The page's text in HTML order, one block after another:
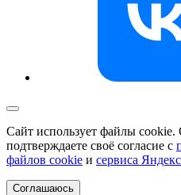
Сайт использует файлы cookie.
подтверждаете своё согласие с
файлов cookie и сервиса
Соглашаюсь